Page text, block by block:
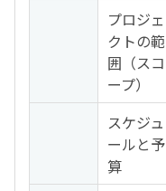
プロジェ
クトの範
囲（スコ
ープ）
スケジュ
ールと予
算